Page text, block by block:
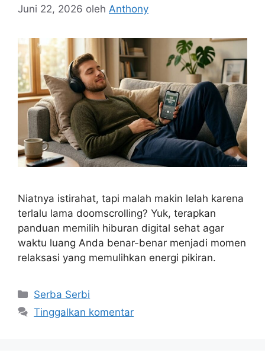
Juni 22, 2026 oleh Anthony
Niatnya istirahat, tapi malah makin lelah karena
terlalu lama doomscrolling? Yuk, terapkan
panduan memilih hiburan digital sehat agar
waktu luang Anda benar-benar menjadi momen
relaksasi yang memulihkan energi pikiran.
Kategori
Serba Serbi
Tinggalkan komentar